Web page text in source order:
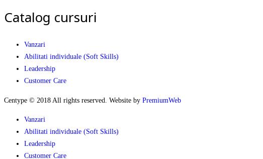
Catalog cursuri
Vanzari
Abilitati individuale (Soft Skills)
Leadership
Customer Care
Centype © 2018 All rights reserved. Website by PremiumWeb
Vanzari
Abilitati individuale (Soft Skills)
Leadership
Customer Care